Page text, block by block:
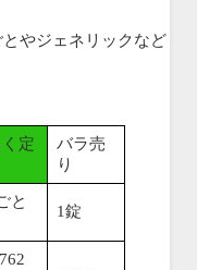
やジェネリックなど
定
バラ売
り
と
1錠